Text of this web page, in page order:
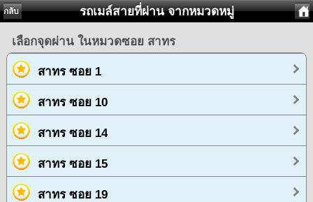
กลับ รถเมล์สายที่ผ่าน จากหมวดหมู่
เลือกจุดผ่าน ในหมวดซอย สาทร
สาทร ซอย 1
สาทร ซอย 10
สาทร ซอย 14
สาทร ซอย 15
สาทร ซอย 19